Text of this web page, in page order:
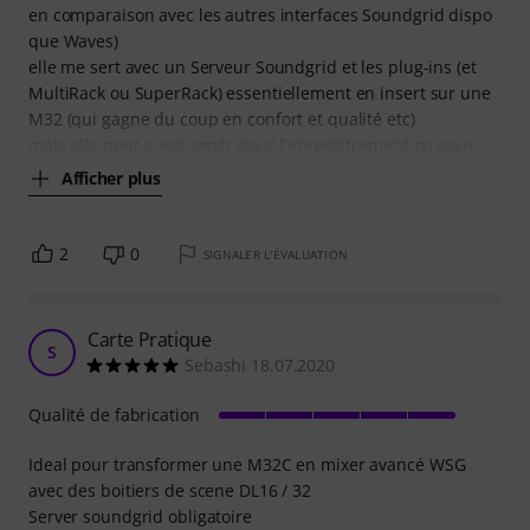
en comparaison avec les autres interfaces Soundgrid dispo
que Waves)
elle me sert avec un Serveur Soundgrid et les plug-ins (et
MultiRack ou SuperRack) essentiellement en insert sur une
M32 (qui gagne du coup en confort et qualité etc)
Afficher plus
2 0 SIGNALER L'ÉVALUATION
S Carte Pratique
Sebashi 18.07.2020
Ideal pour transformer une M32C en mixer avancé WSG
avec des boitiers de scene DL16 / 32
Server soundgrid obligatoire
Qualité de fabrication